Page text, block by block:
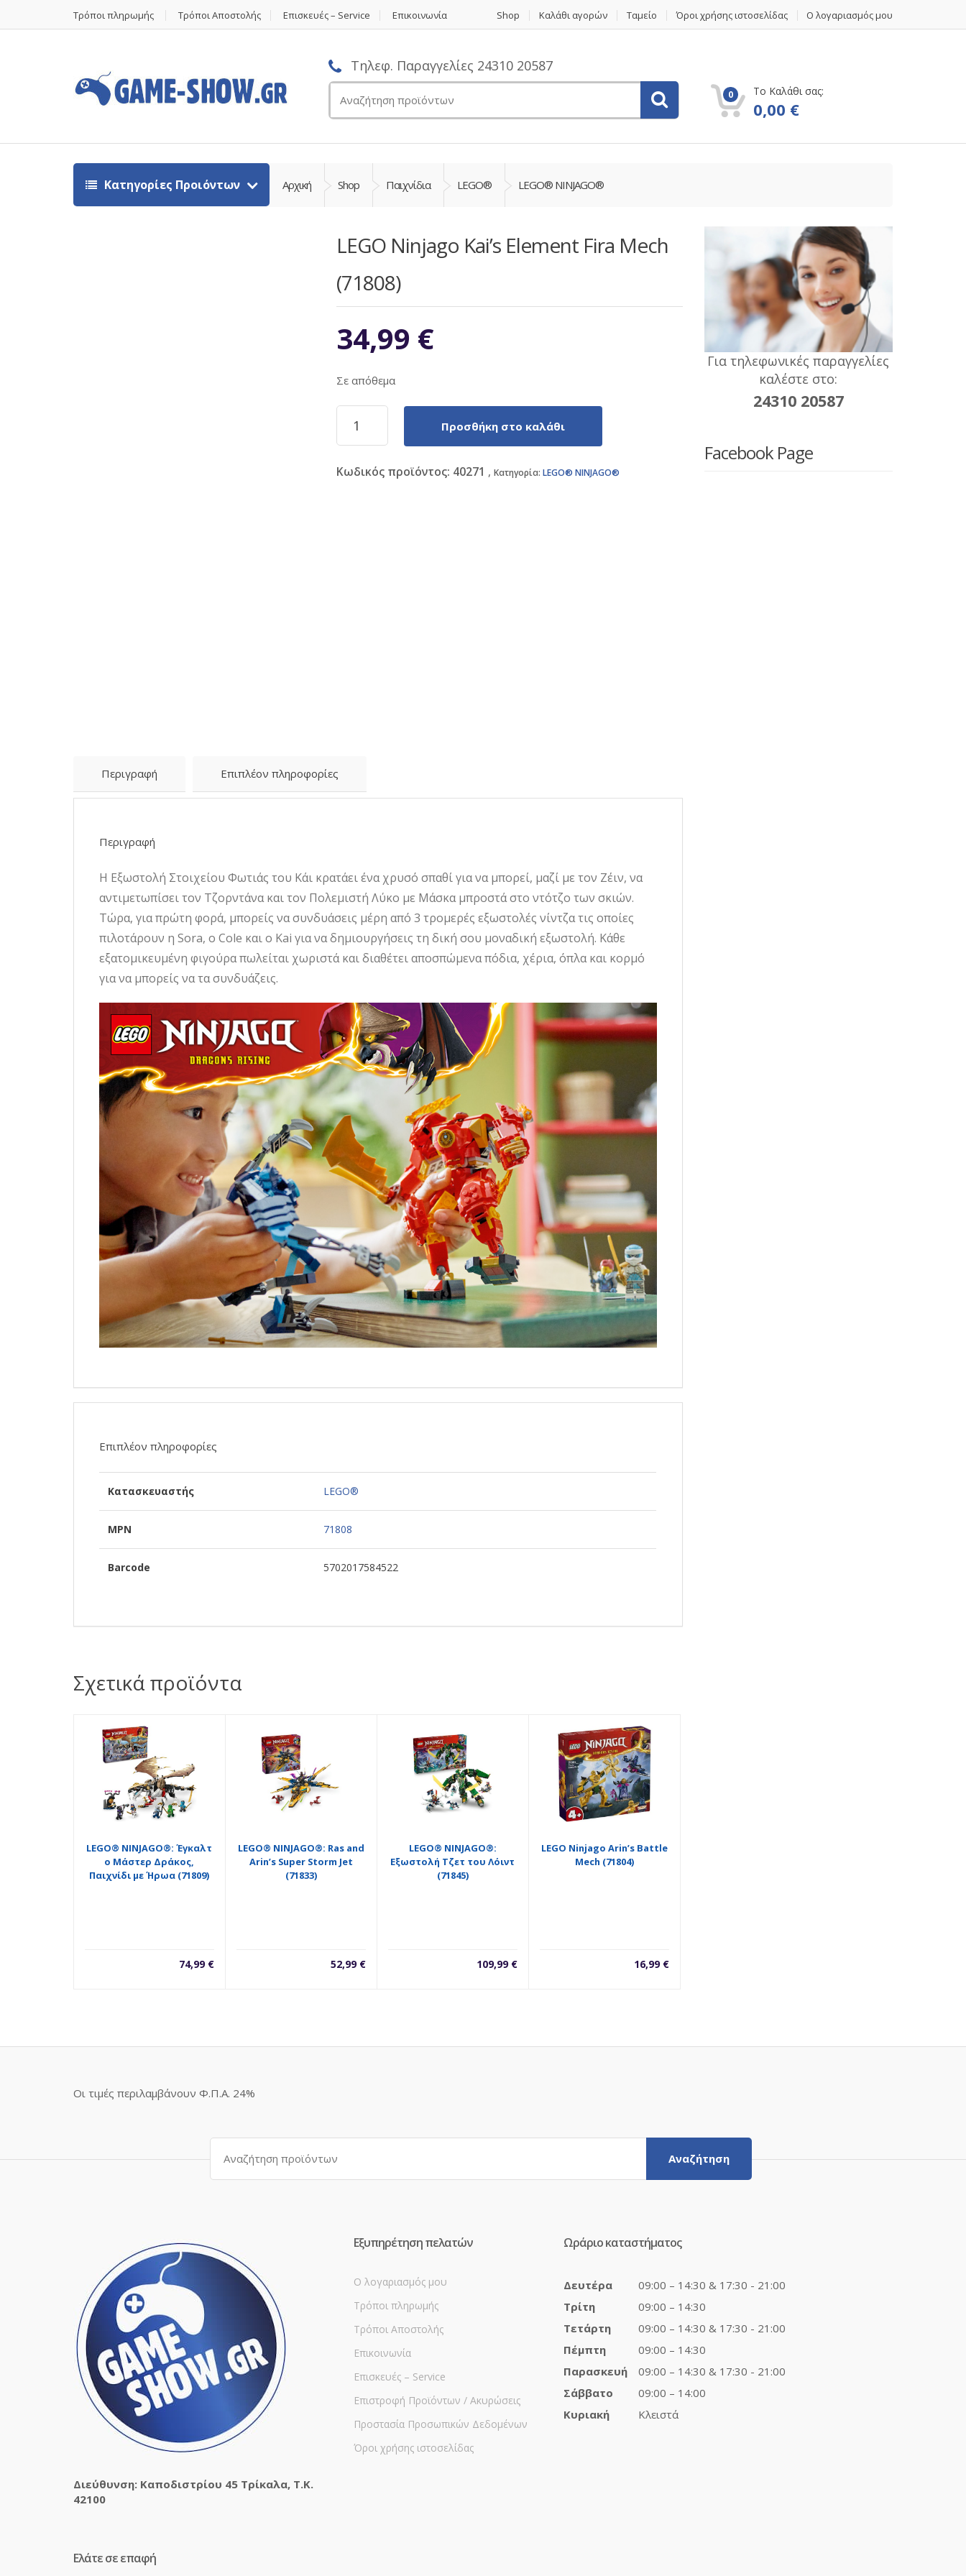
Τρόποι πληρωμής Τρόποι Αποστολής Επισκευές – Service Επικοινωνία Shop Καλάθι αγορών Ταμείο Όροι χρήσης ιστοσελίδας Ο λογαριασμός μου
Τηλεφ. Παραγγελίες 24310 20587
για:
0 Το Καλάθι σας:
0,00 €
Κατηγορίες Προιόντων Αρχική Shop Παιχνίδια LEGO® LEGO® NINJAGO®
LEGO Ninjago Kai’s Element Fira Mech
(71808)
34,99 €
Σε απόθεμα
LEGO
Ninjago
Kai's
Fira
Προσθήκη στο καλάθι
Κωδικός προϊόντος: 40271 Κατηγορία: LEGO® NINJAGO®
Περιγραφή Επιπλέον πληροφορίες
Περιγραφή
Η Εξωστολή Στοιχείου Φωτιάς του Κάι κρατάει ένα χρυσό σπαθί για να μπορεί, μαζί με τον Ζέιν, να
αντιμετωπίσει τον Τζορντάνα και τον Πολεμιστή Λύκο με Μάσκα μπροστά στο ντότζο των σκιών.
Τώρα, για πρώτη φορά, μπορείς να συνδυάσεις μέρη από 3 τρομερές εξωστολές νίντζα τις οποίες
πιλοτάρουν η Sora, ο Cole και ο Kai για να δημιουργήσεις τη δική σου μοναδική εξωστολή. Κάθε
εξατομικευμένη φιγούρα πωλείται χωριστά και διαθέτει αποσπώμενα πόδια, χέρια, όπλα και κορμό
για να μπορείς να τα συνδυάζεις.
Επιπλέον πληροφορίες
Κατασκευαστής LEGO®
MPN 71808
Barcode 5702017584522
Σχετικά προϊόντα
LEGO® NINJAGO®: Έγκαλτ
ο Μάστερ Δράκος,
Παιχνίδι με Ήρωα (71809)
74,99 €
LEGO® NINJAGO®: Ras and
Arin’s Super Storm Jet
(71833)
52,99 €
LEGO® NINJAGO®:
Εξωστολή Τζετ του Λόιντ
(71845)
109,99 €
LEGO Ninjago Arin’s Battle
Mech (71804)
16,99 €
Για τηλεφωνικές παραγγελίες
καλέστε στο:
24310 20587
Facebook Page
Οι τιμές περιλαμβάνουν Φ.Π.Α. 24%
Αναζήτηση
για:
Αναζήτηση
Διεύθυνση: Καποδιστρίου 45 Τρίκαλα, Τ.Κ.
42100
Ελάτε σε επαφή
Εξυπηρέτηση πελατών
Ο λογαριασμός μου
Τρόποι πληρωμής
Τρόποι Αποστολής
Επικοινωνία
Επισκευές – Service
Επιστροφή Προϊόντων / Ακυρώσεις
Προστασία Προσωπικών Δεδομένων
Όροι χρήσης ιστοσελίδας
Ωράριο καταστήματος
Δευτέρα
09:00 – 14:30 & 17:30 - 21:00
Τρίτη
09:00 – 14:30
Τετάρτη
09:00 – 14:30 & 17:30 - 21:00
Πέμπτη
09:00 – 14:30
Παρασκευή
09:00 – 14:30 & 17:30 - 21:00
Σάββατο
09:00 – 14:00
Κυριακή
Κλειστά